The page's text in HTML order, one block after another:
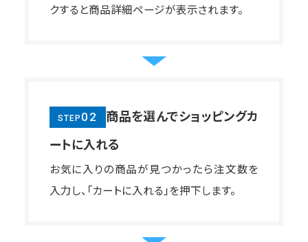
クすると商品詳細ページが表示されます。
STEP 02
商品を選んでショッピングカ
ートに入れる
お気に入りの商品が見つかったら注文数を
入力し、「カートに入れる」を押下します。